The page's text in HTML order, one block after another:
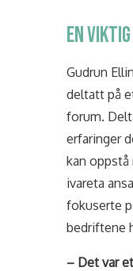
EN
Gudrun
deltatt på
forum.
erfaringer
kan oppstå
ivareta
fokuserte
bedriftene
– Det var